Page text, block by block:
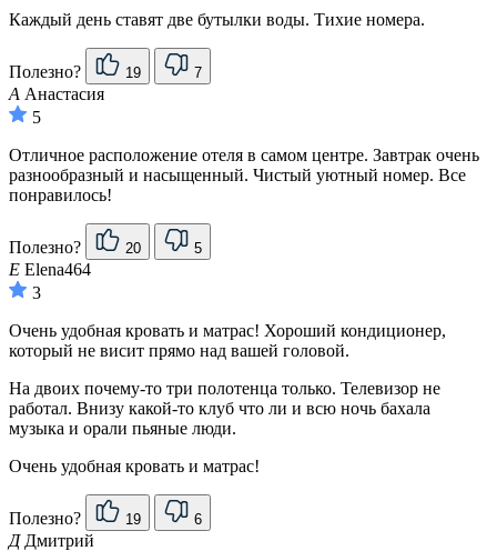
Каждый день ставят две бутылки воды. Тихие номера.
Полезно? 19 7
А Анастасия
5
Отличное расположение отеля в самом центре. Завтрак очень
разнообразный и насыщенный. Чистый уютный номер. Все
понравилось!
Полезно? 20 5
E Elena464
3
Очень удобная кровать и матрас! Хороший кондиционер,
который не висит прямо над вашей головой.
На двоих почему-то три полотенца только. Телевизор не
работал. Внизу какой-то клуб что ли и всю ночь бахала
музыка и орали пьяные люди.
Очень удобная кровать и матрас!
Полезно? 19 6
ДДмитрий